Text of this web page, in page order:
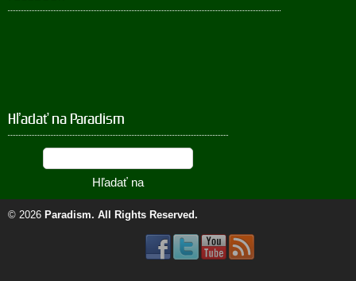
Hľadať na Paradism
© 2026 Paradism. All Rights Reserved.